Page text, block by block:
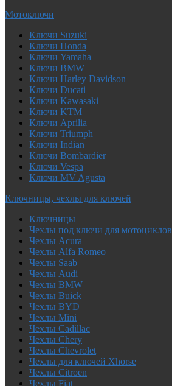
Мотоключи
Ключи Suzuki
Ключи Honda
Ключи Yamaha
Ключи BMW
Ключи Harley Davidson
Ключи Ducati
Ключи Kawasaki
Ключи KTM
Ключи Aprilia
Ключи Triumph
Ключи Indian
Ключи Bombardier
Ключи Vespa
Ключи MV Agusta
Ключницы, чехлы для ключей
Ключницы
Чехлы под ключи для мотоциклов
Чехлы Acura
Чехлы Alfa Romeo
Чехлы Saab
Чехлы Audi
Чехлы BMW
Чехлы Buick
Чехлы BYD
Чехлы Mini
Чехлы Cadillac
Чехлы Chery
Чехлы Chevrolet
Чехлы для ключей Xhorse
Чехлы Citroen
Чехлы Fiat